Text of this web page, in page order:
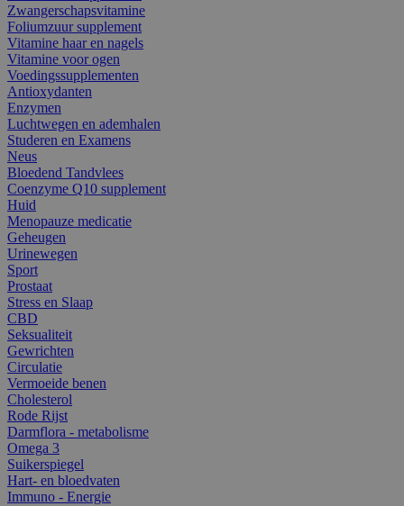
Zwangerschapsvitamine
Foliumzuur supplement
Vitamine haar en nagels
Vitamine voor ogen
Voedingssupplementen
Antioxydanten
Enzymen
Luchtwegen en ademhalen
Studeren en Examens
Neus
Bloedend Tandvlees
Coenzyme Q10 supplement
Huid
Menopauze medicatie
Geheugen
Urinewegen
Sport
Prostaat
Stress en Slaap
CBD
Seksualiteit
Gewrichten
Circulatie
Vermoeide benen
Cholesterol
Rode Rijst
Darmflora - metabolisme
Omega 3
Suikerspiegel
Hart- en bloedvaten
Immuno - Energie